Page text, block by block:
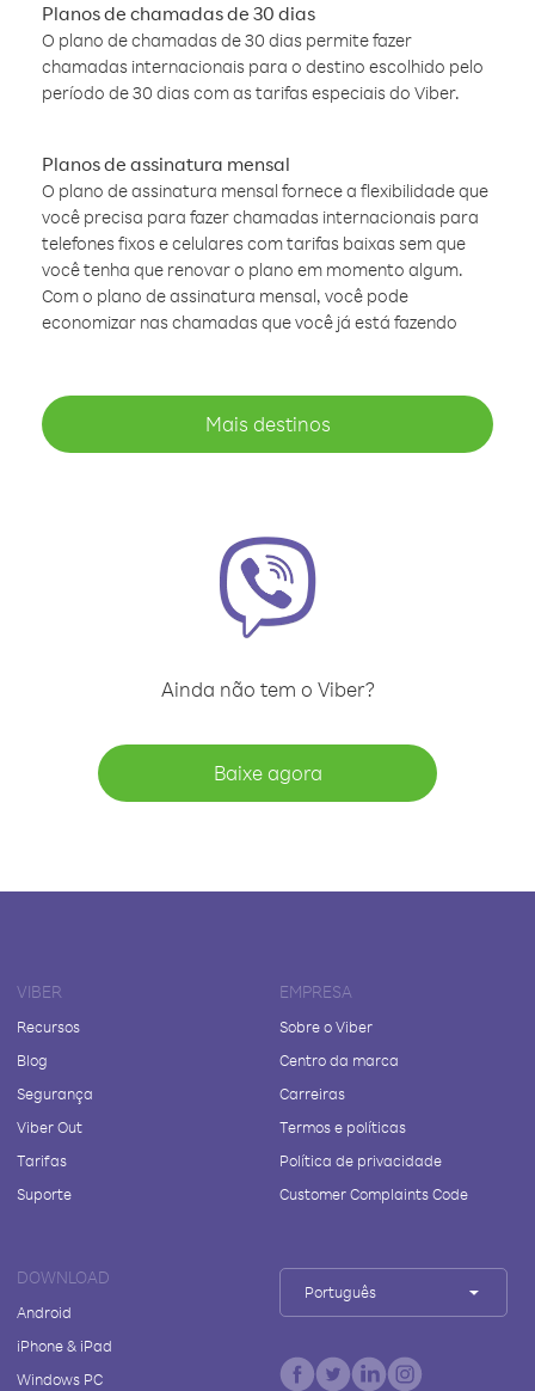
Planos de chamadas de 30 dias
O plano de chamadas de 30 dias permite fazer
chamadas internacionais para o destino escolhido pelo
período de 30 dias com as tarifas especiais do Viber.
Planos de assinatura mensal
O plano de assinatura mensal fornece a flexibilidade que
você precisa para fazer chamadas internacionais para
telefones fixos e celulares com tarifas baixas sem que
você tenha que renovar o plano em momento algum.
Com o plano de assinatura mensal, você pode
economizar nas chamadas que você já está fazendo
Mais destinos
Ainda não tem o Viber?
Baixe agora
VIBER
Recursos
Blog
Segurança
Viber Out
Tarifas
Suporte
EMPRESA
Sobre o Viber
Centro da marca
Carreiras
Termos e políticas
Política de privacidade
Customer Complaints Code
DOWNLOAD
Android
iPhone & iPad
Windows PC
Português